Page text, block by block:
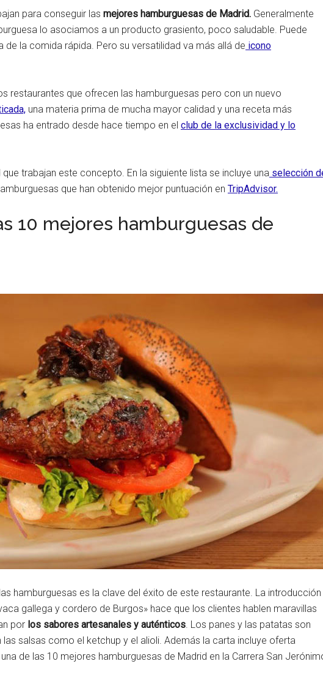
para conseguir las mejores hamburguesas de Madrid. Generalmente
lo asociamos a un producto grasiento, poco saludable. Puede
la comida rápida. Pero su versatilidad va más allá de icono
restaurantes que ofrecen las hamburguesas pero con un nuevo
una materia prima de mucha mayor calidad y una receta más
ha entrado desde hace tiempo en el club de la exclusividad y lo
trabajan este concepto. En la siguiente lista se incluye una selección
que han obtenido mejor puntuación en TripAdvisor.
10 mejores hamburguesas de
hamburguesas es la clave del éxito de este restaurante. La introducción
gallega y cordero de Burgos» hace que los clientes hablen maravillas
por los sabores artesanales y auténticos. Los panes y las patatas son
salsas como el ketchup y el alioli. Además la carta incluye oferta
de las 10 mejores hamburguesas de Madrid en la Carrera San